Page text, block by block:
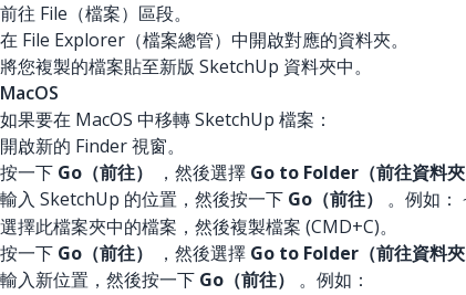
前往 File（檔案）區段。
在 File Explorer（檔案總管）中開啟對應的資料夾。
將您複製的檔案貼至新版 SketchUp 資料夾中。
MacOS
如果要在 MacOS 中移轉 SketchUp 檔案：
開啟新的 Finder 視窗。
按一下 Go（前往） ，然後選擇 Go to Folder（前往資料夾
輸入 SketchUp 的位置，然後按一下 Go（前往） 。例如：
選擇此檔案夾中的檔案，然後複製檔案 (CMD+C)。
按一下 Go（前往） ，然後選擇 Go to Folder（前往資料夾
輸入新位置，然後按一下 Go（前往） 。例如：